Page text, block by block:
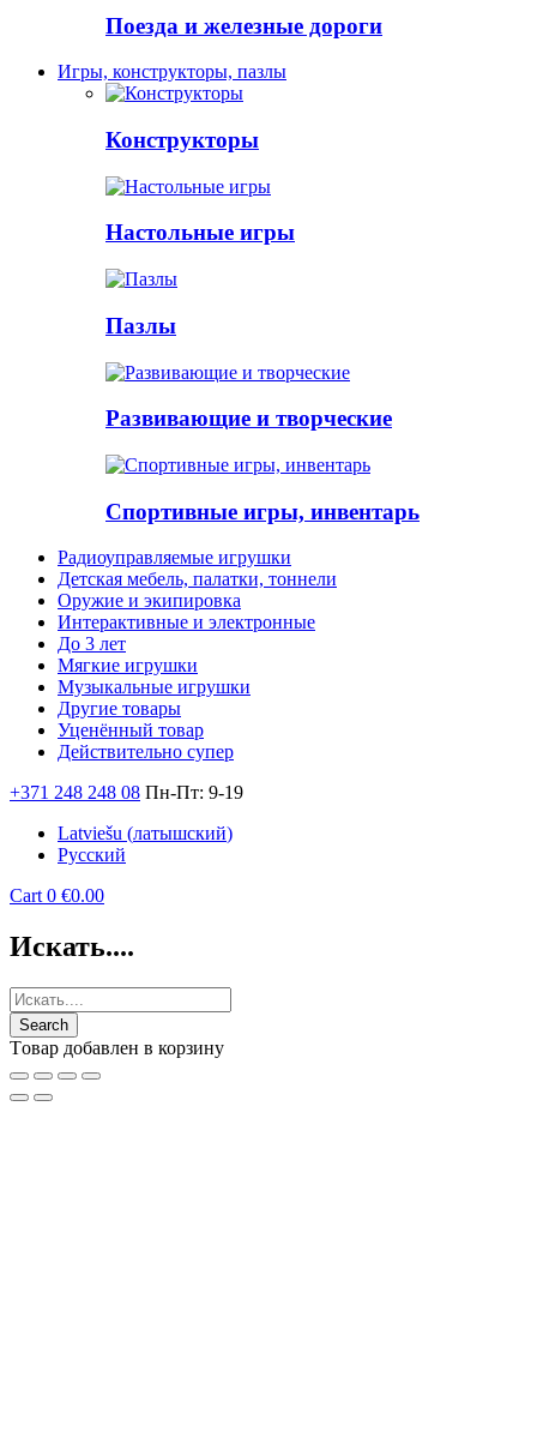
Поезда и железные дороги
Игры, конструкторы, пазлы
Конструкторы
Настольные игры
Пазлы
Развивающие и творческие
Спортивные игры, инвентарь
Радиоуправляемые игрушки
Детская мебель, палатки, тоннели
Оружие и экипировка
Интерактивные и электронные
До 3 лет
Мягкие игрушки
Музыкальные игрушки
Другие товары
Уценённый товар
Действительно супер
+371 248 248 08 Пн-Пт: 9-19
Latviešu (латышский)
Русский
Cart 0 €0.00
Искать....
Tовар добавлен в корзину